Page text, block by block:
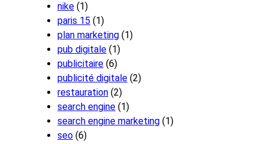
nike (1)
paris 15 (1)
plan marketing (1)
pub digitale (1)
publicitaire (6)
publicité digitale (2)
restauration (2)
search engine (1)
search engine marketing (1)
seo (6)